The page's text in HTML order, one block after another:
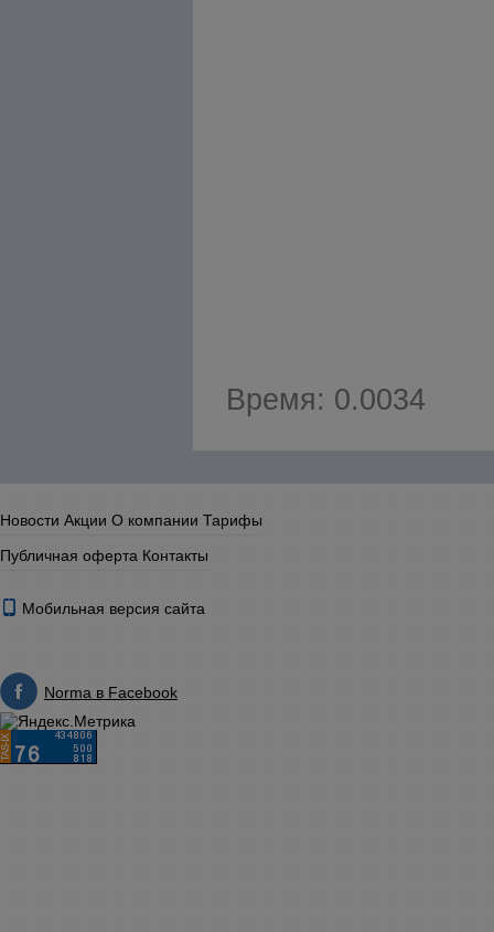
Время: 0.0034
Новости Акции О компании Тарифы
Публичная оферта Контакты
Мобильная версия сайта
Norma в Facebook